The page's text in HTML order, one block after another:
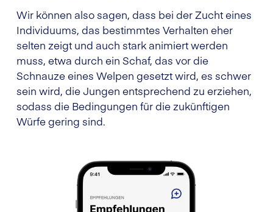
Wir können also sagen, dass bei der Zucht eines
Individuums, das bestimmtes Verhalten eher
selten zeigt und auch stark animiert werden
muss, etwa durch ein Schaf, das vor die
Schnauze eines Welpen gesetzt wird, es schwer
sein wird, die Jungen entsprechend zu erziehen,
sodass die Bedingungen für die zukünftigen
Würfe gering sind.